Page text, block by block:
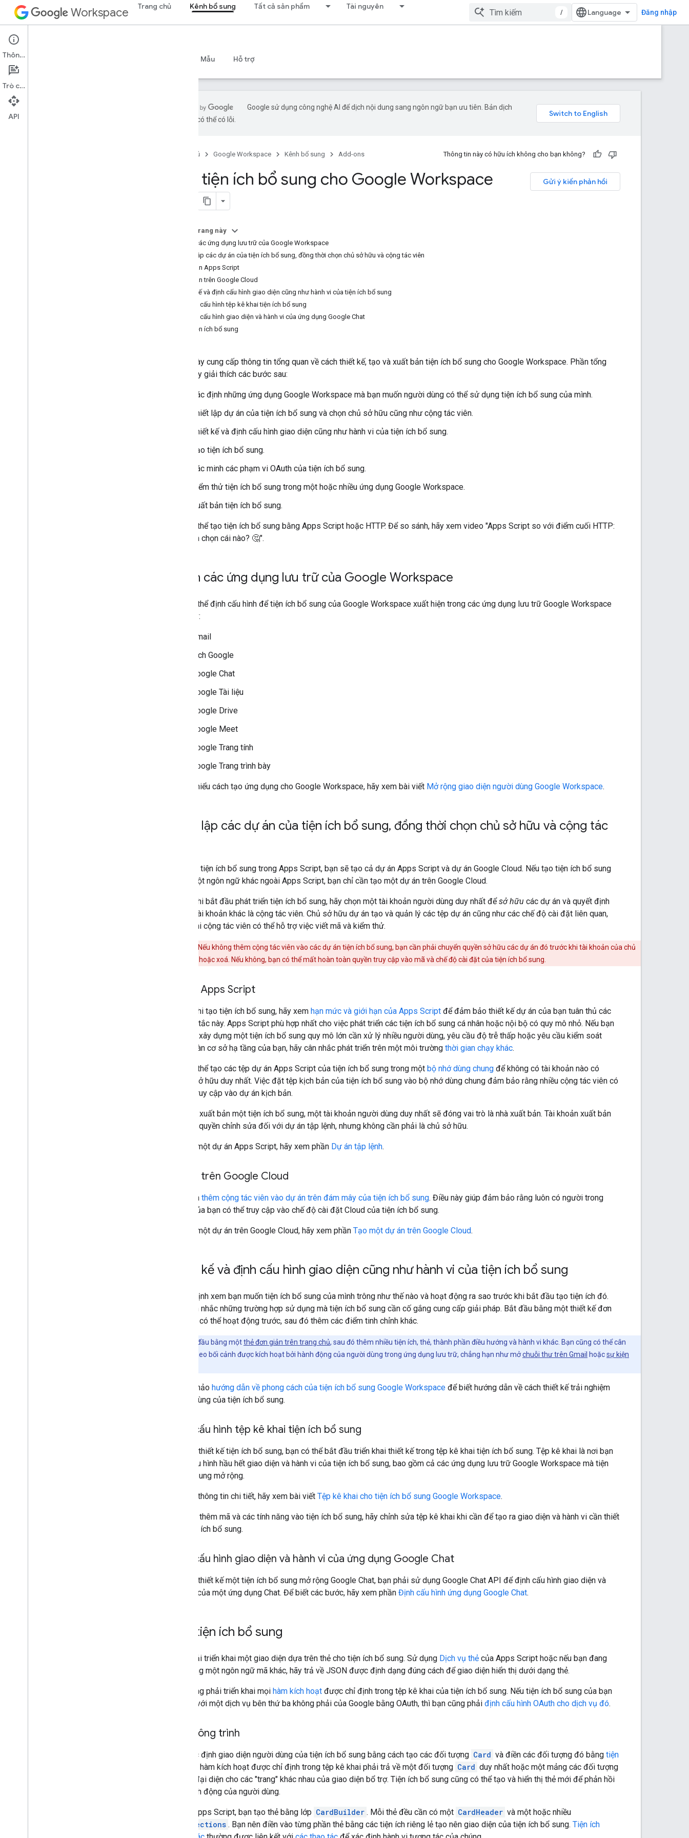
Workspace Trang chủ Kênh bổ sung Tất cả sản phẩm Tài nguyên
/ Đăng nhập
Add-ons
Tổng quan Mẫu Hỗ trợ
Google sử dụng công nghệ AI để dịch nội dung sang ngôn ngữ bạn ưu tiên. Bản dịch
bằng AI có thể có lỗi.
Trang chủ Google Workspace Kênh bổ sung Add-ons Thông tin này có hữu ích không cho bạn không?
Gửi ý kiến phản hồi
Tạo tiện ích bổ sung cho Google Workspace
Trên trang này
Chọn các ứng dụng lưu trữ của Google Workspace
Thiết lập các dự án của tiện ích bổ sung, đồng thời chọn chủ sở hữu và cộng tác viên
Dự án Apps Script
Dự án trên Google Cloud
Thiết kế và định cấu hình giao diện cũng như hành vi của tiện ích bổ sung
Định cấu hình tệp kê khai tiện ích bổ sung
Định cấu hình giao diện và hành vi của ứng dụng Google Chat
Tạo tiện ích bổ sung
Trang này cung cấp thông tin tổng quan về cách thiết kế, tạo và xuất bản tiện ích bổ sung cho Google Workspace. Phần tổng
quan này giải thích các bước sau:
Xác định những ứng dụng Google Workspace mà bạn muốn người dùng có thể sử dụng tiện ích bổ sung của mình.
Thiết lập dự án của tiện ích bổ sung và chọn chủ sở hữu cũng như cộng tác viên.
Thiết kế và định cấu hình giao diện cũng như hành vi của tiện ích bổ sung.
Tạo tiện ích bổ sung.
Xác minh các phạm vi OAuth của tiện ích bổ sung.
Kiểm thử tiện ích bổ sung trong một hoặc nhiều ứng dụng Google Workspace.
Xuất bản tiện ích bổ sung.
Bạn có thể tạo tiện ích bổ sung bằng Apps Script hoặc HTTP. Để so sánh, hãy xem video "Apps Script so với điểm cuối HTTP:
Bạn nên chọn cái nào? 🤔".
Chọn các ứng dụng lưu trữ của Google Workspace
Bạn có thể định cấu hình để tiện ích bổ sung của Google Workspace xuất hiện trong các ứng dụng lưu trữ Google Workspace
sau đây:
Gmail
Lịch Google
Google Chat
Google Tài liệu
Google Drive
Google Meet
Google Trang tính
Google Trang trình bày
Để tìm hiểu cách tạo ứng dụng cho Google Workspace, hãy xem bài viết Mở rộng giao diện người dùng Google Workspace.
Thiết lập các dự án của tiện ích bổ sung, đồng thời chọn chủ sở hữu và cộng tác
Nếu tạo tiện ích bổ sung trong Apps Script, bạn sẽ tạo cả dự án Apps Script và dự án Google Cloud. Nếu tạo tiện ích bổ sung
bằng một ngôn ngữ khác ngoài Apps Script, bạn chỉ cần tạo một dự án trên Google Cloud.
Trước khi bắt đầu phát triển tiện ích bổ sung, hãy chọn một tài khoản người dùng duy nhất đểsở hữu các dự án và quyết định
những tài khoản khác là cộng tác viên. Chủ sở hữu dự án tạo và quản lý các tệp dự án cũng như các chế độ cài đặt liên quan,
trong khi cộng tác viên có thể hỗ trợ việc viết mã và kiểm thử.
Nếu không thêm cộng tác viên vào các dự án tiện ích bổ sung, bạn cần phải chuyển quyền sở hữu các dự án đó trước khi tài khoản của chủ
sở hữu bị đóng hoặc xoá. Nếu không, bạn có thể mất hoàn toàn quyền truy cập vào mã và chế độ cài đặt của tiện ích bổ sung.
Dự án Apps Script
Trước khi tạo tiện ích bổ sung, hãy xem hạn mức và giới hạn của Apps Script để đảm bảo thiết kế dự án của bạn tuân thủ các
nguyên tắc này. Apps Script phù hợp nhất cho việc phát triển các tiện ích bổ sung cá nhân hoặc nội bộ có quy mô nhỏ. Nếu bạn
dự kiến xây dựng một tiện ích bổ sung quy mô lớn cần xử lý nhiều người dùng, yêu cầu độ trễ thấp hoặc yêu cầu kiểm soát
hoàn toàn cơ sở hạ tầng của bạn, hãy cân nhắc phát triển trên một môi trường thời gian chạy khác.
Bạn có thể tạo các tệp dự án Apps Script của tiện ích bổ sung trong một bộ nhớ dùng chung để không có tài khoản nào có
quyền sở hữu duy nhất. Việc đặt tệp kịch bản của tiện ích bổ sung vào bộ nhớ dùng chung đảm bảo rằng nhiều cộng tác viên có
quyền truy cập vào dự án kịch bản.
Khi bạn xuất bản một tiện ích bổ sung, một tài khoản người dùng duy nhất sẽ đóng vai trò là nhà xuất bản. Tài khoản xuất bản
phải có quyền chỉnh sửa đối với dự án tập lệnh, nhưng không cần phải là chủ sở hữu.
Để tạo một dự án Apps Script, hãy xem phần Dự án tập lệnh.
Dự án trên Google Cloud
Bạn nên thêm cộng tác viên vào dự án trên đám mây của tiện ích bổ sung. Điều này giúp đảm bảo rằng luôn có người trong
nhóm của bạn có thể truy cập vào chế độ cài đặt Cloud của tiện ích bổ sung.
Để tạo một dự án trên Google Cloud, hãy xem phần Tạo một dự án trên Google Cloud.
Thiết kế và định cấu hình giao diện cũng như hành vi của tiện ích bổ sung
Quyết định xem bạn muốn tiện ích bổ sung của mình trông như thế nào và hoạt động ra sao trước khi bắt đầu tạo tiện ích đó.
Hãy cân nhắc những trường hợp sử dụng mà tiện ích bổ sung cần cố gắng cung cấp giải pháp. Bắt đầu bằng một thiết kế đơn
giản để có thể hoạt động trước, sau đó thêm các điểm tinh chỉnh khác.
Bắt đầu bằng mộtthẻ đơn giản trên trang chủ, sau đó thêm nhiều tiện ích, thẻ, thành phần điều hướng và hành vi khác. Bạn cũng có thể cân
nhắc các thẻ theo bối cảnh được kích hoạt bởi hành động của người dùng trong ứng dụng lưu trữ, chẳng hạn như mởchuỗi thư trên Gmail hoặcsự kiện
Tham khảo hướng dẫn về phong cách của tiện ích bổ sung Google Workspace để biết hướng dẫn về cách thiết kế trải nghiệm
người dùng của tiện ích bổ sung.
Định cấu hình tệp kê khai tiện ích bổ sung
Sau khi thiết kế tiện ích bổ sung, bạn có thể bắt đầu triển khai thiết kế trong tệp kê khai tiện ích bổ sung. Tệp kê khai là nơi bạn
định cấu hình hầu hết giao diện và hành vi của tiện ích bổ sung, bao gồm cả các ứng dụng lưu trữ Google Workspace mà tiện
ích bổ sung mở rộng.
Để biết thông tin chi tiết, hãy xem bài viết Tệp kê khai cho tiện ích bổ sung Google Workspace.
Khi bạn thêm mã và các tính năng vào tiện ích bổ sung, hãy chỉnh sửa tệp kê khai khi cần để tạo ra giao diện và hành vi cần thiết
của tiện ích bổ sung.
Định cấu hình giao diện và hành vi của ứng dụng Google Chat
Nếu đã thiết kế một tiện ích bổ sung mở rộng Google Chat, bạn phải sử dụng Google Chat API để định cấu hình giao diện và
hành vi của một ứng dụng Chat. Để biết các bước, hãy xem phần Định cấu hình ứng dụng Google Chat.
Tạo tiện ích bổ sung
Bạn phải triển khai một giao diện dựa trên thẻ cho tiện ích bổ sung. Sử dụng Dịch vụ thẻ của Apps Script hoặc nếu bạn đang
viết bằng một ngôn ngữ mã khác, hãy trả về JSON được định dạng đúng cách để giao diện hiển thị dưới dạng thẻ.
Bạn cũng phải triển khai mọi hàm kích hoạt được chỉ định trong tệp kê khai của tiện ích bổ sung. Nếu tiện ích bổ sung của bạn
kết nối với một dịch vụ bên thứ ba không phải của Google bằng OAuth, thì bạn cũng phải định cấu hình OAuth cho dịch vụ đó.
Thẻ Công trình
Bạn xác định giao diện người dùng của tiện ích bổ sung bằng cách tạo các đối tượng Card và điền các đối tượng đó bằng tiện
. Các hàm kích hoạt được chỉ định trong tệp kê khai phải trả về một đối tượng Card duy nhất hoặc một mảng các đối tượng
đại diện cho các "trang" khác nhau của giao diện bổ trợ. Tiện ích bổ sung cũng có thể tạo và hiển thị thẻ mới để phản hồi
các hành động của người dùng.
Trong Apps Script, bạn tạo thẻ bằng lớp CardBuilder . Mỗi thẻ đều cần có một CardHeader và một hoặc nhiều
CardSections . Bạn nên điền vào từng phần thẻ bằng các tiện ích riêng lẻ tạo nên giao diện của tiện ích bổ sung. Tiện ích
Thông tin
Trò chuyện
API